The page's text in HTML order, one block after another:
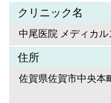
クリニック名
中尾医院 メディカ
住所
佐賀県佐賀市中央本